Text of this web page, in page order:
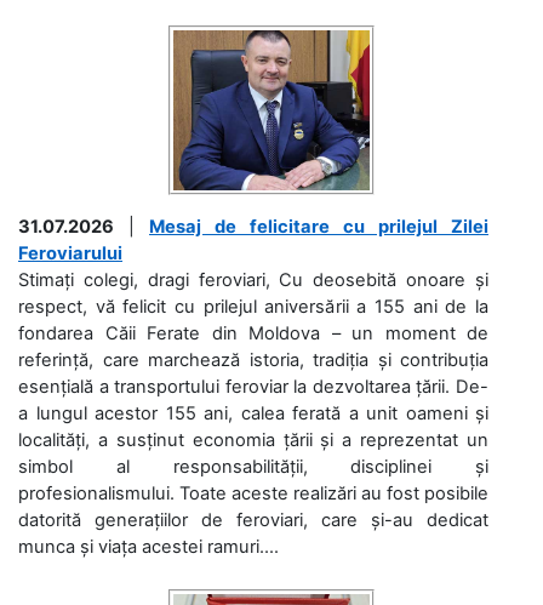
31.07.2026
Mesaj de felicitare cu prilejul Zilei
Feroviarului
Stimați colegi, dragi feroviari, Cu deosebită onoare și
respect, vă felicit cu prilejul aniversării a 155 ani de la
fondarea Căii Ferate din Moldova – un moment de
referință, care marchează istoria, tradiția și contribuția
esențială a transportului feroviar la dezvoltarea țării. De-
a lungul acestor 155 ani, calea ferată a unit oameni și
localități, a susținut economia țării și a reprezentat un
simbol al responsabilității, disciplinei și
profesionalismului. Toate aceste realizări au fost posibile
datorită generațiilor de feroviari, care și-au dedicat
munca și viața acestei ramuri....